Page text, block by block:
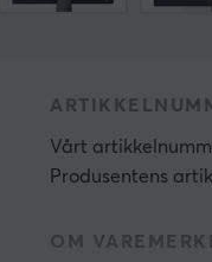
Vårt
Produsentens
OM